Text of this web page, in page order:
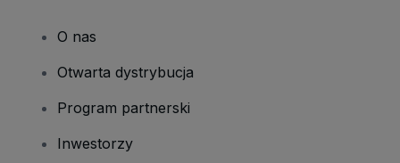
O nas
Otwarta dystrybucja
Program partnerski
Inwestorzy